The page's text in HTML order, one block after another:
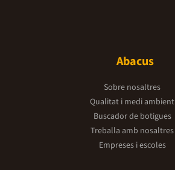
Abacus
Sobre nosaltres
Qualitat i medi ambient
Buscador de botigues
Treballa amb nosaltres
Empreses i escoles